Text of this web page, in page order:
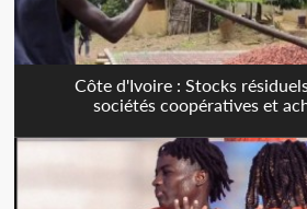
Côte d'Ivoire : Stocks
sociétés coopératives et